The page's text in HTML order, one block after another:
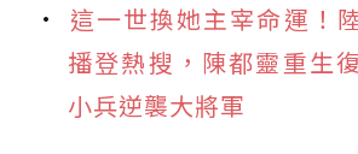
這一世換她主宰命運！
播登熱搜，陳都靈重生
小兵逆襲大將軍